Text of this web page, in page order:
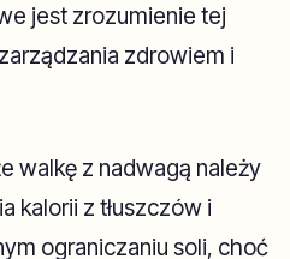
jest zrozumienie tej
zdrowiem i
walkę z nadwagą należy
kalorii z tłuszczów i
ograniczaniu soli, choć